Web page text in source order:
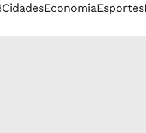
CidadesEconomiaEsportes